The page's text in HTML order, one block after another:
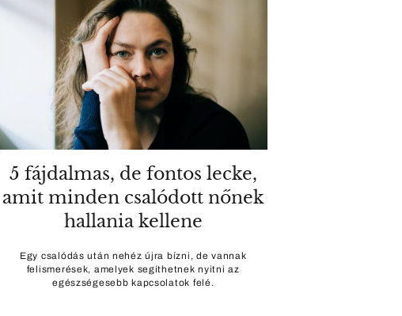
5 fájdalmas, de fontos lecke,
amit minden csalódott nőnek
hallania kellene
Egy csalódás után nehéz újra bízni, de vannak
felismerések, amelyek segíthetnek nyitni az
egészségesebb kapcsolatok felé.